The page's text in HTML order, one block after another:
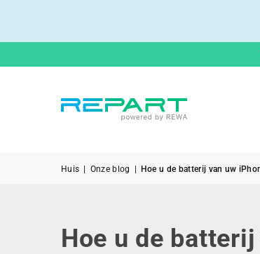
Huis Onze blog Hoe u de batterij van uw
Hoe u de